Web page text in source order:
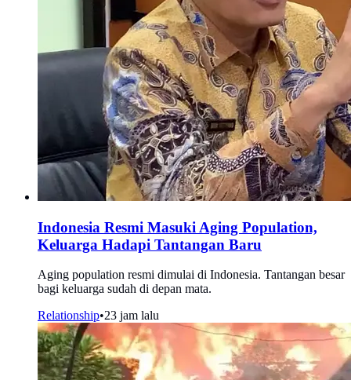
Indonesia Resmi Masuki Aging Population,
Keluarga Hadapi Tantangan Baru
Aging population resmi dimulai di Indonesia. Tantangan besar
bagi keluarga sudah di depan mata.
Relationship•23 jam lalu